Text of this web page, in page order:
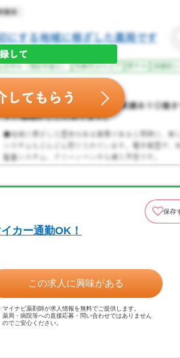
保存
カー通勤OK！
この求人に興味がある
マイナビ薬剤師が求人情報を無料でご提供します。
薬局・病院等への直接応募・問い合わせではありません
のでご安心ください。